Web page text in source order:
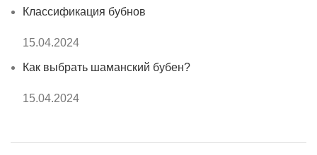
Классификация бубнов
15.04.2024
Как выбрать шаманский бубен?
15.04.2024